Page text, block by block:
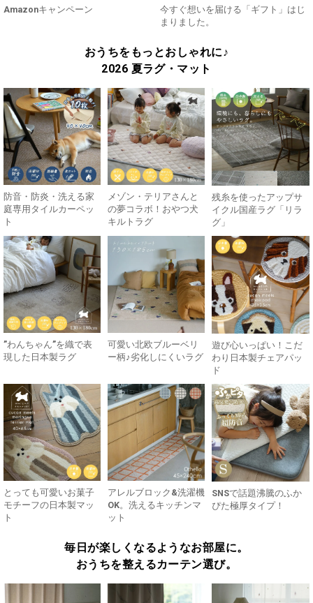
Amazonキャンペーン
今すぐ想いを届ける「ギフト」はじ
まりました。
おうちをもっとおしゃれに♪
2026 夏ラグ・マット
防音・防炎・洗える家
庭専用タイルカーペッ
ト
メゾン・テリアさんと
の夢コラボ！おやつ犬
キルトラグ
残糸を使ったアップサ
イクル国産ラグ「リラ
グ」
”わんちゃん”を織で表
現した日本製ラグ
可愛い北欧ブルーベリ
ー柄♪劣化しにくいラグ
遊び心いっぱい！こだ
わり日本製チェアパッ
ド
とっても可愛いお菓子
モチーフの日本製マッ
ト
アレルブロック&洗濯機
OK。洗えるキッチンマ
ット
SNSで話題沸騰のふか
ぴた極厚タイプ！
毎日が楽しくなるようなお部屋に。
おうちを整えるカーテン選び。